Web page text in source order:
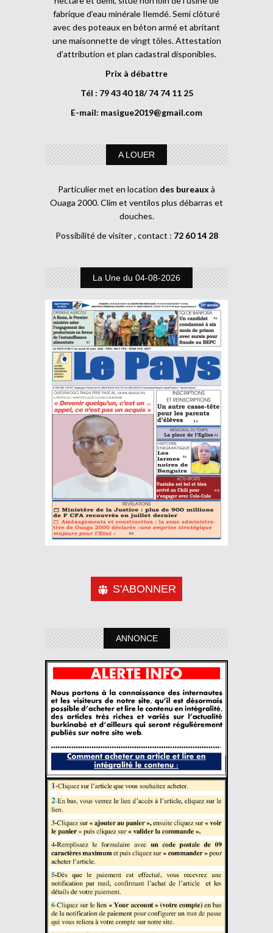
fabrique d’eau minérale Ilemdé. Semi clôturé
avec des poteaux en béton armé et abritant
une maisonnette de vingt tôles. Attestation
d’attribution et plan cadastral disponibles.
Prix à débattre
Tél : 79 43 40 18/ 74 74 11 25
E-mail: masigue2019@gmail.com
A LOUER
Particulier met en location des bureaux à
Ouaga 2000. Clim et ventilos plus débarras et
douches.
Possibilité de visiter , contact : 72 60 14 28
La Une du 04-08-2026
S'ABONNER
ANNONCE